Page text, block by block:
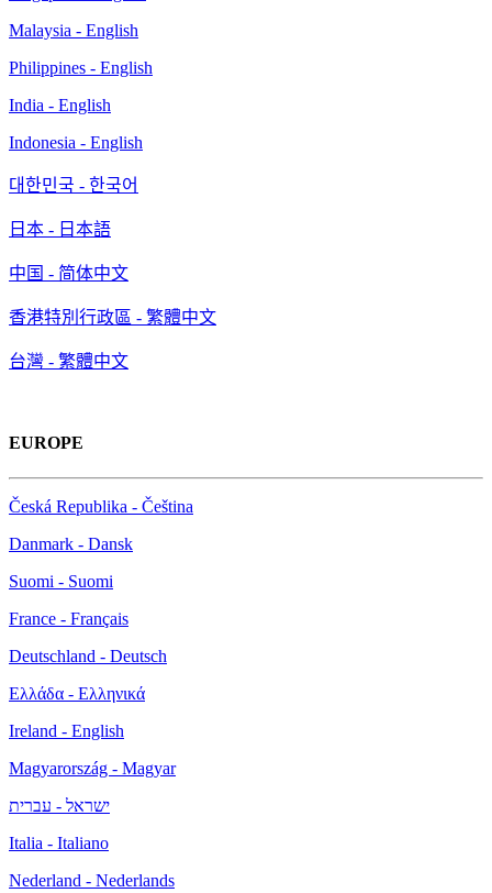
Malaysia - English
Philippines - English
India - English
Indonesia - English
대한민국 - 한국어
日本 - 日本語
中国 - 简体中文
香港特別行政區 - 繁體中文
台灣 - 繁體中文
EUROPE
Česká Republika - Čeština
Danmark - Dansk
Suomi - Suomi
France - Français
Deutschland - Deutsch
Ελλάδα - Ελληνικά
Ireland - English
Magyarország - Magyar
ישראל - עברית
Italia - Italiano
Nederland - Nederlands